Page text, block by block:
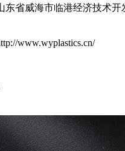
省威海市临港经济技术开
www.wyplastics.cn/